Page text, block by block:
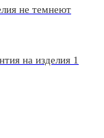
не темнеют
на изделия 1